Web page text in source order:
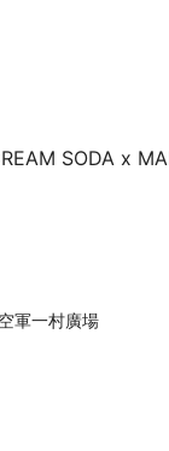
VIDEO
SODA x
軍一村廣場